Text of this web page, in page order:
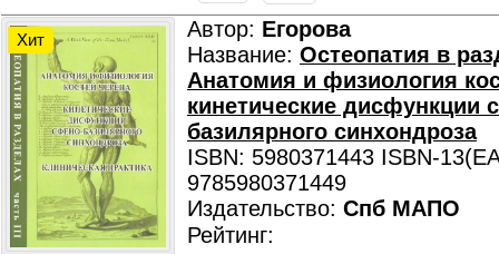
Хит Автор: Егорова
Название: Остеопатия в
Анатомия и физиология
кинетические дисфункции
базилярного синхондроза
ISBN: 5980371443 ISBN-
9785980371449
Издательство: Спб МАПО
Рейтинг: